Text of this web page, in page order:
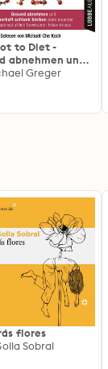
to Diet -
abnehmen und
schlank
Greger
flores
Sobral